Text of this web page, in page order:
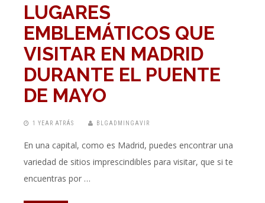
LUGARES
EMBLEMÁTICOS QUE
VISITAR EN MADRID
DURANTE EL PUENTE
DE MAYO
1 YEAR ATRÁS BLGADMINGAVIR
En una capital, como es Madrid, puedes encontrar una
variedad de sitios imprescindibles para visitar, que si te
encuentras por …